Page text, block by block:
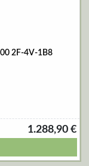
2F-4V-1B8
1.288,90 €